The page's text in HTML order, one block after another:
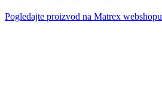
Pogledajte proizvod na Matrex webshopu